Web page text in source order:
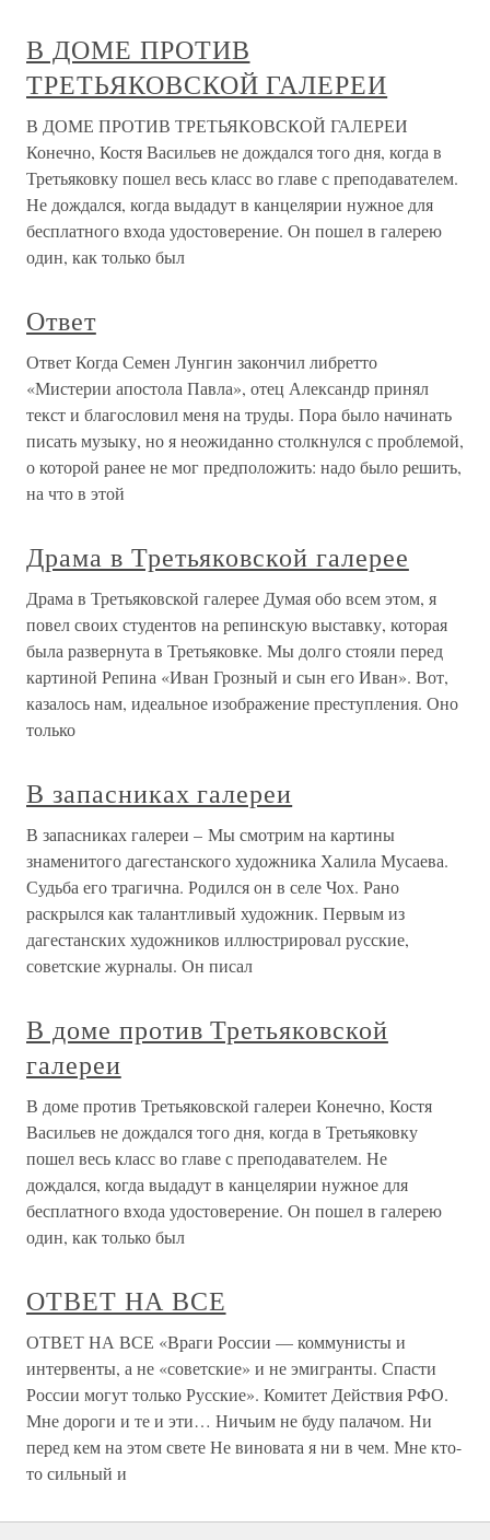
В ДОМЕ ПРОТИВ
ТРЕТЬЯКОВСКОЙ ГАЛЕРЕИ
В ДОМЕ ПРОТИВ ТРЕТЬЯКОВСКОЙ ГАЛЕРЕИ
Конечно, Костя Васильев не дождался того дня, когда в
Третьяковку пошел весь класс во главе с преподавателем.
Не дождался, когда выдадут в канцелярии нужное для
бесплатного входа удостоверение. Он пошел в галерею
один, как только был
Ответ
Ответ Когда Семен Лунгин закончил либретто
«Мистерии апостола Павла», отец Александр принял
текст и благословил меня на труды. Пора было начинать
писать музыку, но я неожиданно столкнулся с проблемой,
о которой ранее не мог предположить: надо было решить,
на что в этой
Драма в Третьяковской галерее
Драма в Третьяковской галерее Думая обо всем этом, я
повел своих студентов на репинскую выставку, которая
была развернута в Третьяковке. Мы долго стояли перед
картиной Репина «Иван Грозный и сын его Иван». Вот,
казалось нам, идеальное изображение преступления. Оно
только
В запасниках галереи
В запасниках галереи – Мы смотрим на картины
знаменитого дагестанского художника Халила Мусаева.
Судьба его трагична. Родился он в селе Чох. Рано
раскрылся как талантливый художник. Первым из
дагестанских художников иллюстрировал русские,
советские журналы. Он писал
В доме против Третьяковской
галереи
В доме против Третьяковской галереи Конечно, Костя
Васильев не дождался того дня, когда в Третьяковку
пошел весь класс во главе с преподавателем. Не
дождался, когда выдадут в канцелярии нужное для
бесплатного входа удостоверение. Он пошел в галерею
один, как только был
ОТВЕТ НА ВСЕ
ОТВЕТ НА ВСЕ «Враги России — коммунисты и
интервенты, а не «советские» и не эмигранты. Спасти
России могут только Русские». Комитет Действия РФО.
Мне дороги и те и эти… Ничьим не буду палачом. Ни
перед кем на этом свете Не виновата я ни в чем. Мне кто-
то сильный и